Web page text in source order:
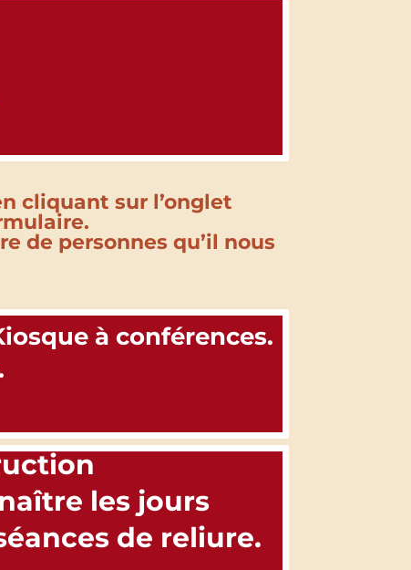
cliquant sur l’onglet
de personnes qu’il nous
à conférences.
les jours
de reliure.